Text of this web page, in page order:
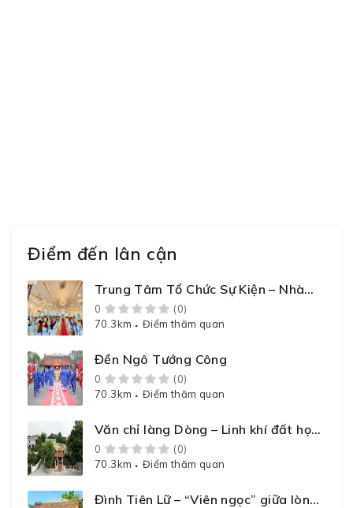
Điểm đến lân cận
Trung Tâm Tổ Chức Sự Kiện – Nhà
Hàng – Khách Sạn Kiều Anh
0
(0)
70.3km
Điểm thăm quan
Đền Ngô Tướng Công
0
(0)
70.3km
Điểm thăm quan
Văn chỉ làng Dòng – Linh khí đất học
xứ Tổ
0
(0)
70.3km
Điểm thăm quan
Đình Tiên Lữ – “Viên ngọc” giữa lòng